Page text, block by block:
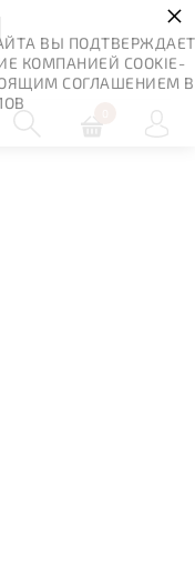
ВЫ
КОМПАНИЕЙ COOKIE-
СОГЛАШЕНИЕМ В
×